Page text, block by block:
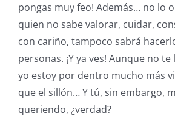
pongas muy feo! Además… no lo
quien no sabe valorar, cuidar,
con cariño, tampoco sabrá
personas. ¡Y ya ves! Aunque no
yo estoy por dentro mucho más
que el sillón… Y tú, sin embargo,
queriendo, ¿verdad?